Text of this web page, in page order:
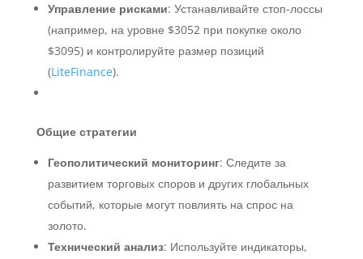
Управление рисками: Устанавливайте стоп-лоссы
(например, на уровне $3052 при покупке около
$3095) и контролируйте размер позиций
(LiteFinance).
Общие стратегии
Геополитический мониторинг: Следите за
развитием торговых споров и других глобальных
событий, которые могут повлиять на спрос на
золото.
Технический анализ: Используйте индикаторы,